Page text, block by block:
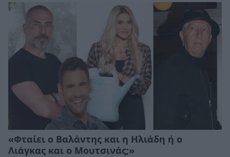
«Φταίει ο Βαλάντης και η Ηλιάδη ή ο
Λιάγκας και ο Μουτσινάς;»